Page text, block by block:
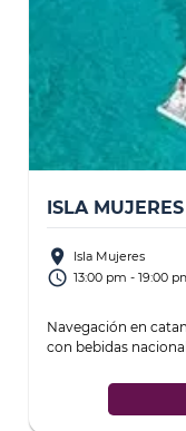
place Isla Mujeres
access_time 13:00 pm - 19:00
Navegación en
con bebidas